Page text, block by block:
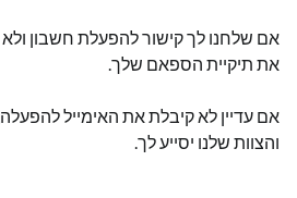
אם שלחנו לך קישור להפעלת חשבון ולא
את תיקיית הספאם שלך.
אם עדיין לא קיבלת את האימייל
והצוות שלנו יסייע לך.